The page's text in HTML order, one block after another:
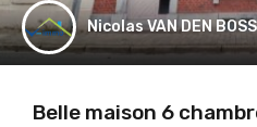
Nicolas VAN DEN
Belle maison 6